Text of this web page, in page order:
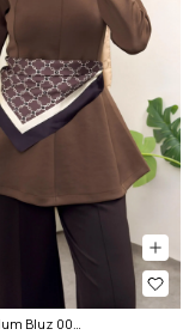
Kemerli Peplum Bluz 0040 - AÇIK KAHVERENGİ